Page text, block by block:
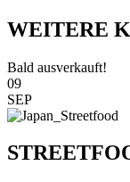
WEITERE
Bald ausverkauft!
09
SEP